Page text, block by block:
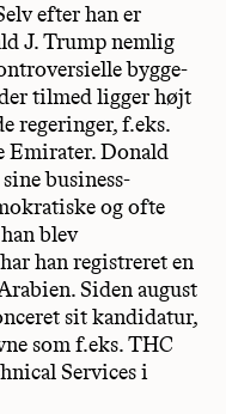
efter han er
J. Trump nemlig
bygge-
tilmed ligger højt
regeringer, f.eks.
Emirater. Donald
business-
og ofte
blev
han registreret en
Siden august
sit kandidatur,
som f.eks. THC
Services i